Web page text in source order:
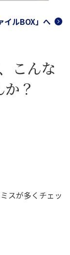
イルBOX」へ
こんな
？
スが多くチェッ